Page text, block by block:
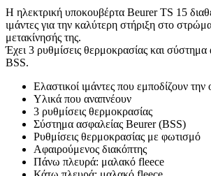
Η ηλεκτρική υποκουβέρτα Beurer TS 15
ιμάντες για την καλύτερη στήριξη στο
μετακίνησής της.
Έχει 3 ρυθμίσεις θερμοκρασίας και
BSS.
Ελαστικοί ιμάντες που εμποδίζουν την
Υλικά που αναπνέουν
3 ρυθμίσεις θερμοκρασίας
Σύστημα ασφαλείας Beurer (BSS)
Ρυθμίσεις θερμοκρασίας με φωτισμό
Αφαιρούμενος διακόπτης
Πάνω πλευρά: μαλακό fleece